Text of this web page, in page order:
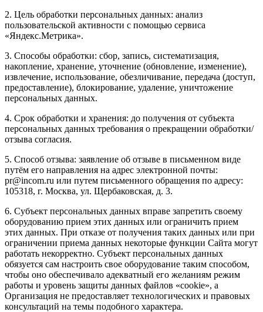
2. Цель обработки персональных данных: анализ
пользовательской активности с помощью сервиса
«Яндекс.Метрика».
3. Способы обработки: сбор, запись, систематизация,
накопление, хранение, уточнение (обновление, изменение),
извлечение, использование, обезличивание, передача (доступ,
предоставление), блокирование, удаление, уничтожение
персональных данных.
4. Срок обработки и хранения: до получения от субъекта
персональных данных требования о прекращении обработки/
отзыва согласия.
5. Способ отзыва: заявление об отзыве в письменном виде
путём его направления на адрес электронной почты:
pr@incom.ru или путем письменного обращения по адресу:
105318, г. Москва, ул. Щербаковская, д. 3.
6. Субъект персональных данных вправе запретить своему
оборудованию прием этих данных или ограничить прием
этих данных. При отказе от получения таких данных или при
ограничении приема данных некоторые функции Сайта могут
работать некорректно. Субъект персональных данных
обязуется сам настроить свое оборудование таким способом,
чтобы оно обеспечивало адекватный его желаниям режим
работы и уровень защиты данных файлов «cookie», а
Организация не предоставляет технологических и правовых
консультаций на темы подобного характера.